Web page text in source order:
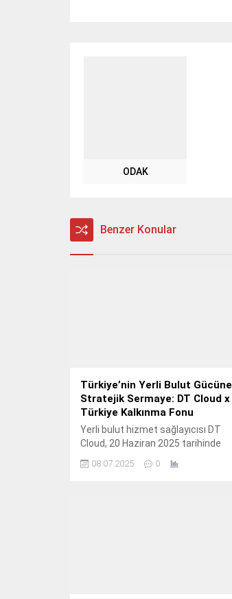
ODAK
Benzer Konular
Türkiye’nin Yerli Bulut Gücüne
Stratejik Sermaye: DT Cloud x
Türkiye Kalkınma Fonu
Yerli bulut hizmet sağlayıcısı DT
Cloud, 20 Haziran 2025 tarihinde
imzalanan anlaşma ile Türkiye
Kalkınma Fonu tarafından
08.07.2025 0